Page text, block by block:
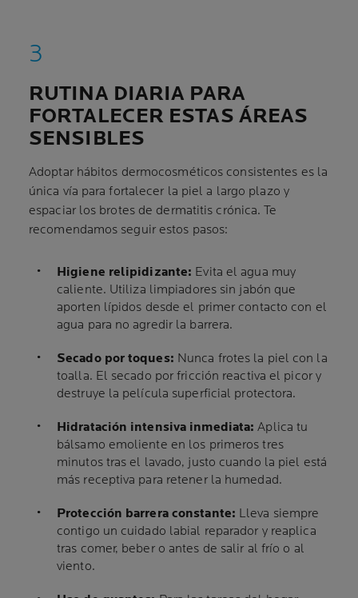
RUTINA DIARIA PARA
FORTALECER ESTAS ÁREAS
SENSIBLES
Adoptar hábitos dermocosméticos consistentes es la
única vía para fortalecer la piel a largo plazo y
espaciar los brotes de dermatitis crónica. Te
recomendamos seguir estos pasos:
Higiene relipidizante: Evita el agua muy
caliente. Utiliza limpiadores sin jabón que
aporten lípidos desde el primer contacto con el
agua para no agredir la barrera.
Secado por toques: Nunca frotes la piel con la
toalla. El secado por fricción reactiva el picor y
destruye la película superficial protectora.
Hidratación intensiva inmediata: Aplica tu
bálsamo emoliente en los primeros tres
minutos tras el lavado, justo cuando la piel está
más receptiva para retener la humedad.
Protección barrera constante: Lleva siempre
contigo un cuidado labial reparador y reaplica
tras comer, beber o antes de salir al frío o al
viento.